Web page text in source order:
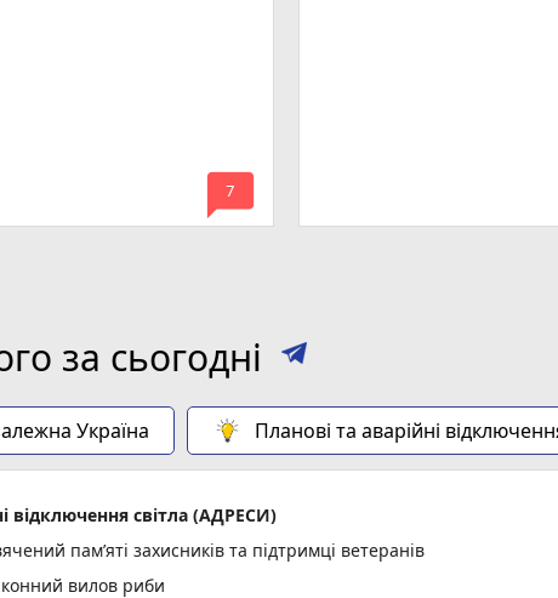
mode_comment
7
за сьогодні
Україна Планові та аварійні
відключення світла (АДРЕСИ)
пам’яті захисників та підтримці ветеранів
вилов риби